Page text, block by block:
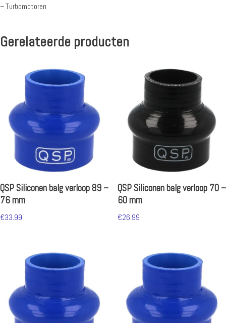
– Turbomotoren
Gerelateerde producten
QSP Siliconen balg verloop 89 –
76 mm
€33.99
QSP Siliconen balg verloop 70 –
60 mm
€26.99